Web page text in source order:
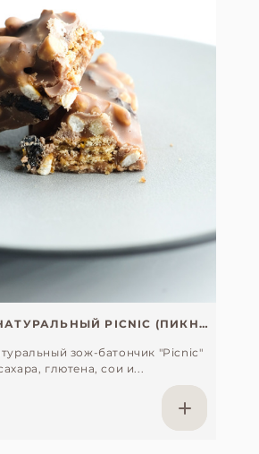
ПОЛНОСТЬЮ НАТУРАЛЬНЫЙ PICNIC (ПИКНИК) БЕЗ САХАРА, СОИ И ГЛЮТЕНА (С ПЕПТИДАМИ МОРСКОГО КОЛЛАГЕНА, ЯПОНИЯ)
зож-батончик "Picnic"
глютена, сои и...